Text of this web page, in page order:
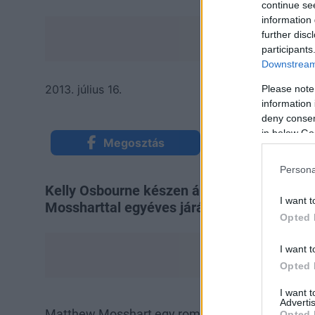
continue
information
further
Please
information
deny
in below
I want
Opted
I want
Opted
I want
2013. július 16.
Megosztás Küldés
Kelly Osbourne készen áll a –né utótag
Mossharttal egyéves járás után